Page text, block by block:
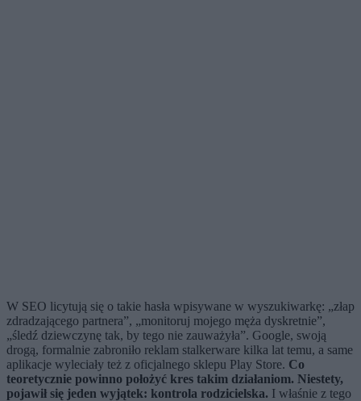
W SEO licytują się o takie hasła wpisywane w wyszukiwarkę: „złap
zdradzającego partnera”, „monitoruj mojego męża dyskretnie”,
„śledź dziewczynę tak, by tego nie zauważyła”. Google, swoją
drogą, formalnie zabroniło reklam stalkerware kilka lat temu, a same
aplikacje wyleciały też z oficjalnego sklepu Play Store. Co
teoretycznie powinno położyć kres takim działaniom. Niestety,
pojawił się jeden wyjątek: kontrola rodzicielska. I właśnie z tego